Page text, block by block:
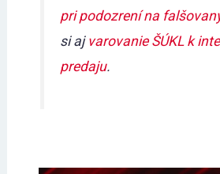
pri podozrení na
si aj varovanie ŠÚKL k
predaju.